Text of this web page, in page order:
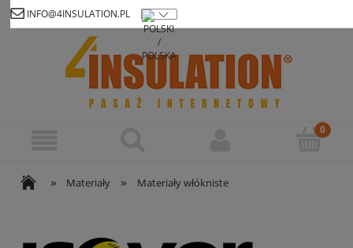
INFO@4INSULATION.PL
Zarejestruj się
» Materiały » Materiały włókniste